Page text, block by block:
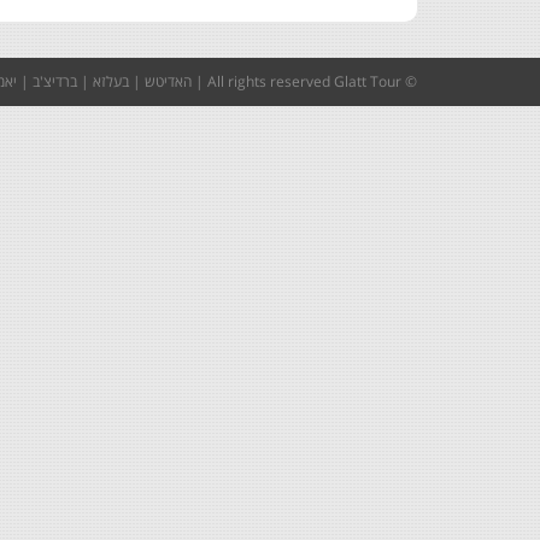
© All rights reserved
Glatt Tour
| האדיטש | בעלזא | ברדיצ'ב |